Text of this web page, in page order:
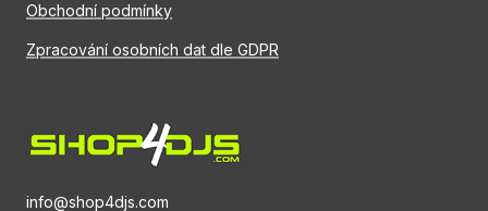
info@shop4djs.com
Obchodní podmínky
Zpracování osobních dat dle GDPR